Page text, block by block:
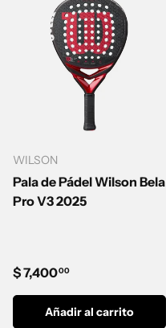
WILSON
Pala de Pádel Wilson Bela
Pro V3 2025
Precio normal
$ 7,40000
Añadir al carrito